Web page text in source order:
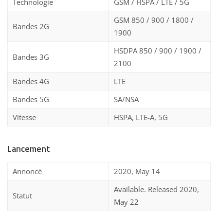
Technologie GSM / HSPA / LTE / 5G
Bandes 2G
GSM 850 / 900 / 1800 /
1900
Bandes 3G
HSDPA 850 / 900 / 1900 /
2100
Bandes 4G
LTE
Bandes 5G
SA/NSA
Vitesse
HSPA, LTE-A, 5G
Lancement
Annoncé 2020, May 14
Statut
Available. Released 2020,
May 22